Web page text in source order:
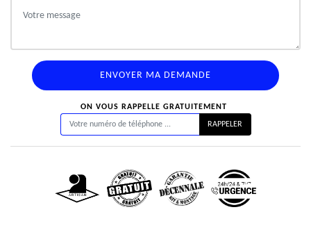
ON VOUS RAPPELLE GRATUITEMENT